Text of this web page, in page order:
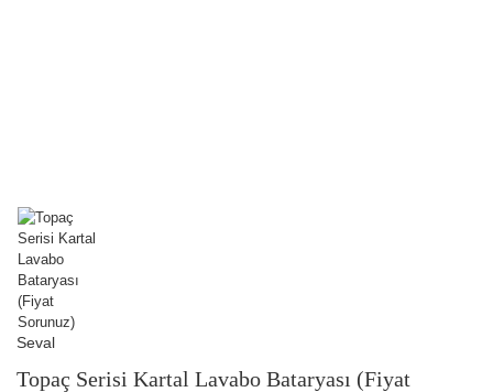
Seval
Topaç Serisi Kartal Lavabo Bataryası (Fiyat